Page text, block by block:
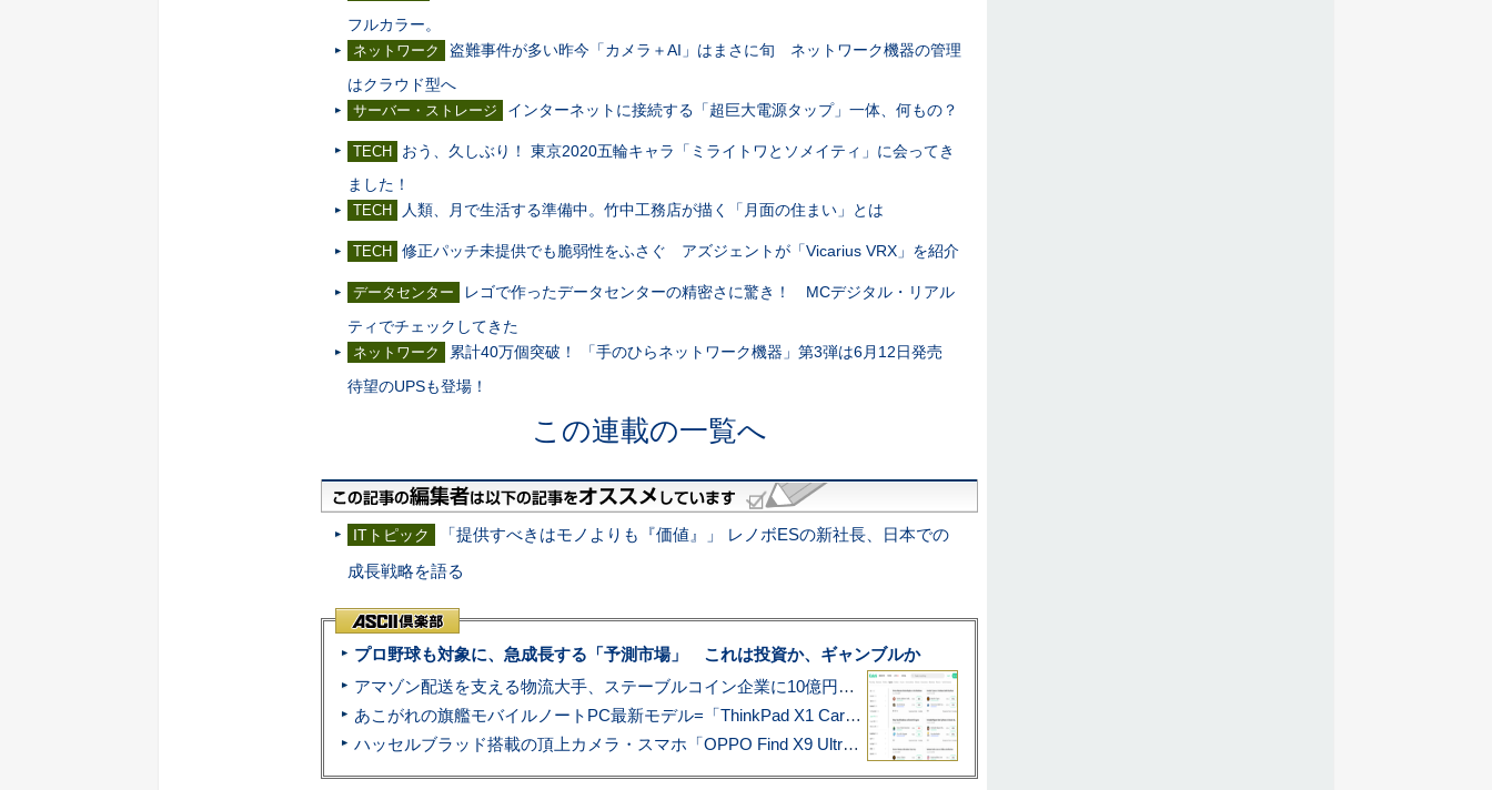
フルカラー。
ネットワーク
盗難事件が多い昨今「カメラ＋AI」はまさに旬 ネットワーク機器の管理
はクラウド型へ
サーバー・ストレージ インターネットに接続する「超巨大電源タップ」一体、何もの？
TECH
おう、久しぶり！ 東京2020五輪キャラ「ミライトワとソメイティ」に会ってき
ました！
TECH 人類、月で生活する準備中。竹中工務店が描く「月面の住まい」とは
TECH 修正パッチ未提供でも脆弱性をふさぐ アズジェントが「Vicarius VRX」を紹介
データセンター
レゴで作ったデータセンターの精密さに驚き！ MCデジタル・リアル
ティでチェックしてきた
ネットワーク
累計40万個突破！ 「手のひらネットワーク機器」第3弾は6月12日発売
待望のUPSも登場！
この連載の一覧へ
ITトピック
「提供すべきはモノよりも『価値』」 レノボESの新社長、日本での
成長戦略を語る
プロ野球も対象に、急成長する「予測市場」 これは投資か、ギャンブルか
アマゾン配送を支える物流大手、ステーブルコイン企業に10億円投資のワケ
あこがれの旗艦モバイルノートPC最新モデル=「ThinkPad X1 Carbon Gen 14 Aura Edition」実機レビュー
ハッセルブラッド搭載の頂上カメラ・スマホ「OPPO Find X9 Ultra」実写レビュー=プロが本気で徹底撮影しました!!